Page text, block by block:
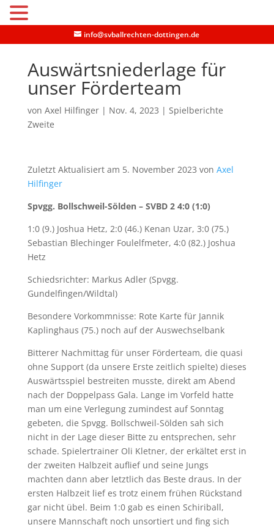
info@svballrechten-dottingen.de
Auswärtsniederlage für
unser Förderteam
von Axel Hilfinger| Nov. 4, 2023 | Spielberichte
Zweite
Zuletzt Aktualisiert am 5. November 2023 von Axel
Hilfinger
Spvgg. Bollschweil-Sölden – SVBD 2 4:0 (1:0)
1:0 (9.) Joshua Hetz, 2:0 (46.) Kenan Uzar, 3:0 (75.)
Sebastian Blechinger Foulelfmeter, 4:0 (82.) Joshua
Hetz
Schiedsrichter: Markus Adler (Spvgg.
Gundelfingen/Wildtal)
Besondere Vorkommnisse: Rote Karte für Jannik
Kaplinghaus (75.) noch auf der Auswechselbank
Bitterer Nachmittag für unser Förderteam, die quasi
ohne Support (da unsere Erste zeitlich spielte) dieses
Auswärtsspiel bestreiten musste, direkt am Abend
nach der Doppelpass Gala. Lange im Vorfeld hatte
man um eine Verlegung zumindest auf Sonntag
gebeten, die Spvgg. Bollschweil-Sölden sah sich
nicht in der Lage dieser Bitte zu entsprechen, sehr
schade. Spielertrainer Oli Kletner, der erkältet erst in
der zweiten Halbzeit auflief und seine Jungs
machten dann aber letztlich das Beste draus. In der
ersten Halbzeit lief es trotz einem frühen Rückstand
gar nicht übel. Beim 1:0 gab es einen Schiriball,
unsere Mannschaft noch unsortiert und fing sich